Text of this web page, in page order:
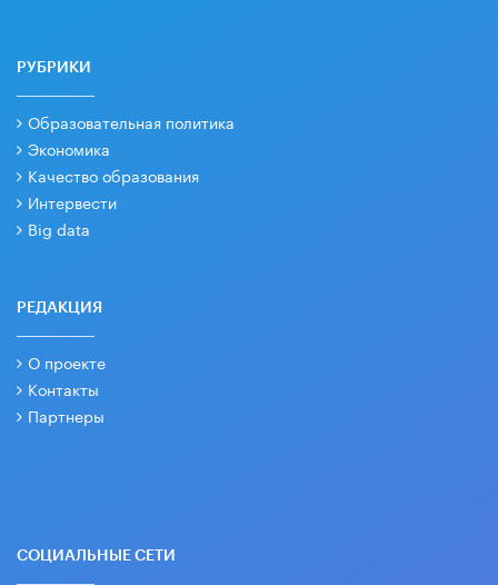
РУБРИКИ
Образовательная политика
Экономика
Качество образования
Интервести
Big data
РЕДАКЦИЯ
О проекте
Контакты
Партнеры
СОЦИАЛЬНЫЕ СЕТИ